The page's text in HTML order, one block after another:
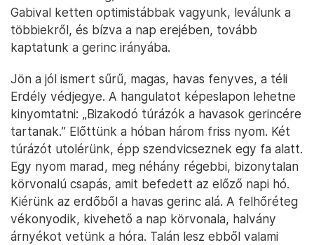
Gabival ketten optimistábbak vagyunk, leválunk a
többiekről, és bízva a nap erejében, tovább
kaptatunk a gerinc irányába.
Jön a jól ismert sűrű, magas, havas fenyves, a téli
Erdély védjegye. A hangulatot képeslapon lehetne
kinyomtatni: „Bizakodó túrázók a havasok gerincére
tartanak.” Előttünk a hóban három friss nyom. Két
túrázót utolérünk, épp szendvicseznek egy fa alatt.
Egy nyom marad, meg néhány régebbi, bizonytalan
körvonalú csapás, amit befedett az előző napi hó.
Kiérünk az erdőből a havas gerinc alá. A felhőréteg
vékonyodik, kivehető a nap körvonala, halvány
árnyékot vetünk a hóra. Talán lesz ebből valami